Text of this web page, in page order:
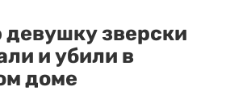
зверски
и убили в
доме